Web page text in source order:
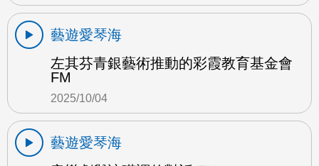
藝遊愛琴海
左其芬青銀藝術推動的彩霞教育基金會
FM
2025/10/04
藝遊愛琴海